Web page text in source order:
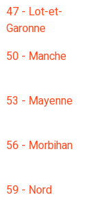
47 - Lot-et-
Garonne
50 - Manche
53 - Mayenne
56 - Morbihan
59 - Nord